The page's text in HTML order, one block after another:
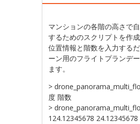
マンションの各階の高さで
するためのスクリプトを作成
位置情報と階数を入力する
ーン用のフライトプランデ
ます。
>
度 階数
>
124.12345678 24.12345678